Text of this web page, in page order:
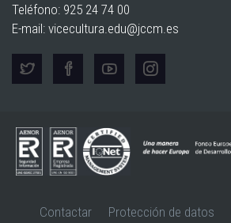
Teléfono: 925 24 74 00
E-mail: vicecultura.edu@jccm.es
Contactar Protección de datos